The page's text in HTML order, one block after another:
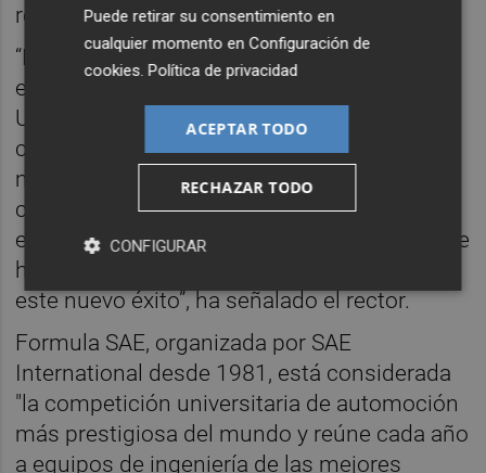
resultado final.
“Lo que han conseguido estos estudiantes
es extraordinario. Han vuelto a situar a la
UPV y a España en lo más alto de una de las
competiciones tecnológicas universitarias
más exigentes del mundo. He podido
comprobar aquí, en Michigan, el nivel de
esfuerzo, profesionalidad y pasión con el que
han trabajado durante meses para lograr
este nuevo éxito”, ha señalado el rector.
Formula SAE, organizada por SAE
International desde 1981, está considerada
"la competición universitaria de automoción
más prestigiosa del mundo y reúne cada año
a equipos de ingeniería de las mejores
Puede retirar su consentimiento en
cualquier momento enConfiguración de
cookies .Política de privacidad
ACEPTAR TODO
RECHAZAR TODO
CONFIGURAR